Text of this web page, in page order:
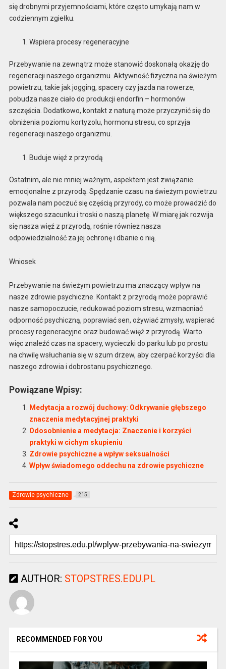
się drobnymi przyjemnościami, które często umykają nam w
codziennym zgiełku.
Wspiera procesy regeneracyjne
Przebywanie na zewnątrz może stanowić doskonałą okazję do
regeneracji naszego organizmu. Aktywność fizyczna na świeżym
powietrzu, takie jak jogging, spacery czy jazda na rowerze,
pobudza nasze ciało do produkcji endorfin – hormonów
szczęścia. Dodatkowo, kontakt z naturą może przyczynić się do
obniżenia poziomu kortyzolu, hormonu stresu, co sprzyja
regeneracji naszego organizmu.
Buduje więź z przyrodą
Ostatnim, ale nie mniej ważnym, aspektem jest związanie
emocjonalne z przyrodą. Spędzanie czasu na świeżym powietrzu
pozwala nam poczuć się częścią przyrody, co może prowadzić do
większego szacunku i troski o naszą planetę. W miarę jak rozwija
się nasza więź z przyrodą, rośnie również nasza
odpowiedzialność za jej ochronę i dbanie o nią.
Wniosek
Przebywanie na świeżym powietrzu ma znaczący wpływ na
nasze zdrowie psychiczne. Kontakt z przyrodą może poprawić
nasze samopoczucie, redukować poziom stresu, wzmacniać
odporność psychiczną, poprawiać sen, ożywiać zmysły, wspierać
procesy regeneracyjne oraz budować więź z przyrodą. Warto
więc znaleźć czas na spacery, wycieczki do parku lub po prostu
na chwilę wsłuchania się w szum drzew, aby czerpać korzyści dla
naszego zdrowia i dobrostanu psychicznego.
Powiązane Wpisy:
Medytacja a rozwój duchowy: Odkrywanie głębszego
znaczenia medytacyjnej praktyki
Odosobnienie a medytacja: Znaczenie i korzyści
praktyki w cichym skupieniu
Zdrowie psychiczne a wpływ seksualności
Wpływ świadomego oddechu na zdrowie psychiczne
Zdrowie psychiczne 215
AUTHOR: STOPSTRES.EDU.PL
RECOMMENDED FOR YOU